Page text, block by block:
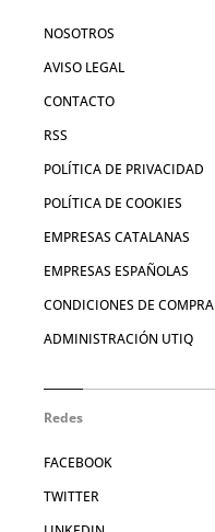
NOSOTROS
AVISO LEGAL
CONTACTO
RSS
POLÍTICA DE PRIVACIDAD
POLÍTICA DE COOKIES
EMPRESAS CATALANAS
EMPRESAS ESPAÑOLAS
CONDICIONES DE COMPRA
ADMINISTRACIÓN UTIQ
Redes
FACEBOOK
TWITTER